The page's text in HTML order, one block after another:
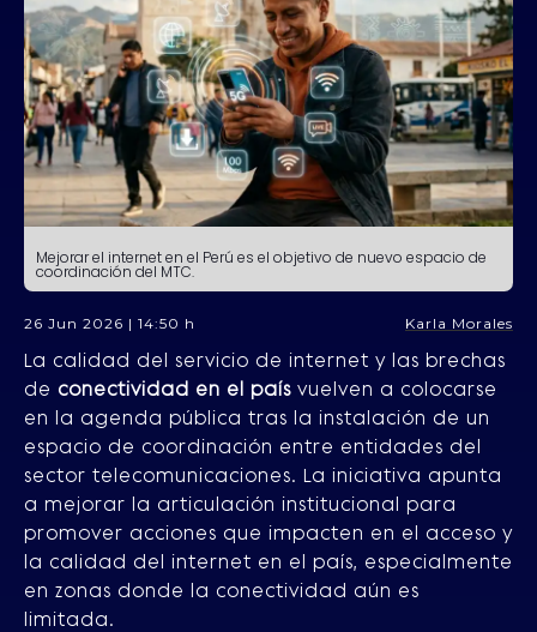
Mejorar el internet en el Perú es el objetivo de nuevo espacio de
coordinación del MTC.
26 Jun 2026 | 14:50 h Karla Morales
La calidad del servicio de internet y las brechas
de conectividad en el país vuelven a colocarse
en la agenda pública tras la instalación de un
espacio de coordinación entre entidades del
sector telecomunicaciones. La iniciativa apunta
a mejorar la articulación institucional para
promover acciones que impacten en el acceso y
la calidad del internet en el país, especialmente
en zonas donde la conectividad aún es
limitada.